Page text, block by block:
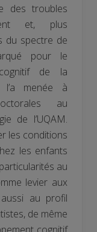
des troubles
et, plus
du spectre de
pour le
de la
l’a menée à
au
de l’UQAM.
les conditions
les enfants
au
levier aux
aussi au profil
de même